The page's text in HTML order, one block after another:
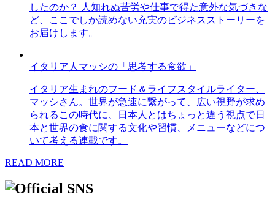
したのか？ 人知れぬ苦労や仕事で得た意外な気づきな
ど、ここでしか読めない充実のビジネスストーリーを
お届けします。
イタリア人マッシの「思考する食欲」
イタリア生まれのフード＆ライフスタイルライター、
マッシさん。世界が急速に繋がって、広い視野が求め
られるこの時代に、日本人とはちょっと違う視点で日
本と世界の食に関する文化や習慣、メニューなどにつ
いて考える連載です。
READ MORE